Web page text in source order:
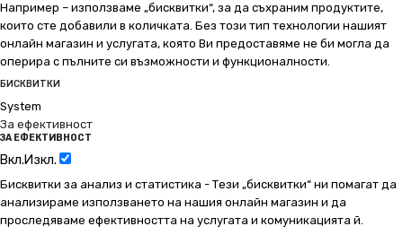
Например – използваме „бисквитки“, за да съхраним продуктите,
които сте добавили в количката. Без този тип технологии нашият
онлайн магазин и услугата, която Ви предоставяме не би могла да
оперира с пълните си възможности и функционалности.
БИСКВИТКИ
System
За ефективност
ЗА ЕФЕКТИВНОСТ
Вкл.Изкл.
Бисквитки за анализ и статистика - Тези „бисквитки“ ни помагат да
анализираме използването на нашия онлайн магазин и да
проследяваме ефективността на услугата и комуникацията й.